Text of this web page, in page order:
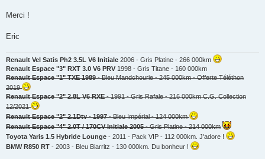
Merci !
Eric
Renault Vel Satis Ph2 3.5L V6 Initiale 2006 - Gris Platine - 266 000km
Renault Espace "3" RXT 3.0 V6 PRV 1998 - Gris Titane - 160 000km
Renault Espace "1" TXE 1989- Bleu Mandchourie - 245 000km - Offerte Téléthon
2019
Renault Espace "2" 2.8L V6 RXE- 1991 - Gris Rafale - 216 000km C.G. Collection
12/2021
Renault Espace "2" 2.1Dtv - 1997- Bleu Impérial - 124 000km
Renault Espace "4" 2.0T / 170CV Initiale 2005- Gris Platine - 214 000km
Toyota Yaris 1.5 Hybride Lounge - 2011 - Pack VIP - 112 000km. J'adore !
BMW R850 RT - 2003 - Bleu Biarritz - 130 000km. Du bonheur !